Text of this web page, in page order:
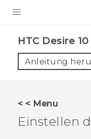
VIVE
HTC Desire
Anleitung
< < Menu
Einstellen